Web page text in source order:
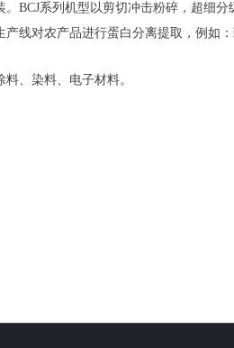
BCJ系列机型以剪切冲击粉碎，超细
线对农产品进行蛋白分离提取，例如：
、染料、电子材料。